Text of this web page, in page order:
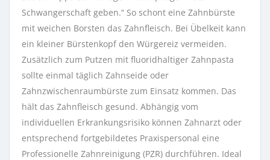
Schwangerschaft geben.“ So schont eine Zahnbürste
mit weichen Borsten das Zahnfleisch. Bei Übelkeit kann
ein kleiner Bürstenkopf den Würgereiz vermeiden.
Zusätzlich zum Putzen mit fluoridhaltiger Zahnpasta
sollte einmal täglich Zahnseide oder
Zahnzwischenraumbürste zum Einsatz kommen. Das
hält das Zahnfleisch gesund. Abhängig vom
individuellen Erkrankungsrisiko können Zahnarzt oder
entsprechend fortgebildetes Praxispersonal eine
Professionelle Zahnreinigung (PZR) durchführen. Ideal